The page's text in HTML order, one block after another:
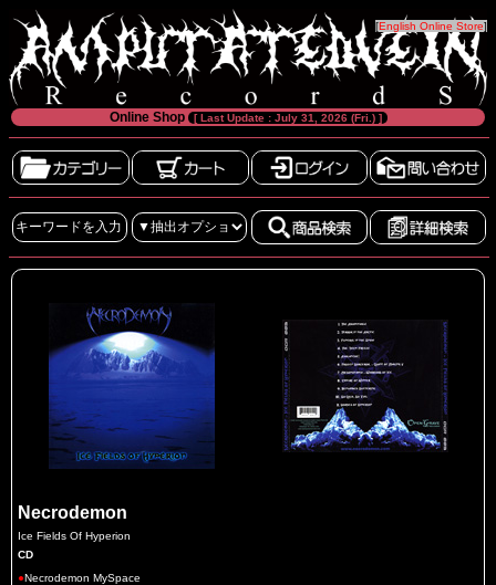
[English Online Store]
Online Shop [ Last Update : July 31, 2026 (Fri.) ]
Necrodemon
Ice Fields Of Hyperion
CD
●Necrodemon MySpace